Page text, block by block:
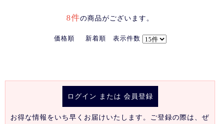
8件の商品がございます。
価格順 新着順 表示件数
ログイン または 会員登録
お得な情報をいち早くお届けいたします。ご登録の際は、ぜ